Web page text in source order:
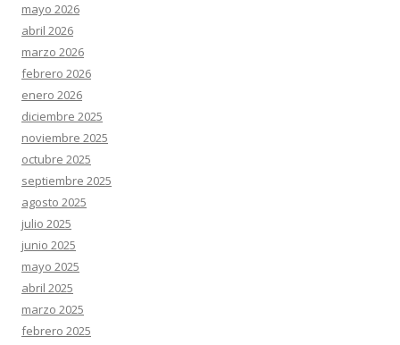
mayo 2026
abril 2026
marzo 2026
febrero 2026
enero 2026
diciembre 2025
noviembre 2025
octubre 2025
septiembre 2025
agosto 2025
julio 2025
junio 2025
mayo 2025
abril 2025
marzo 2025
febrero 2025